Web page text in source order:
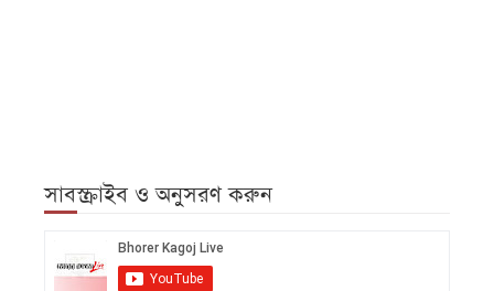
সাবস্ক্রাইব ও অনুসরণ করুন